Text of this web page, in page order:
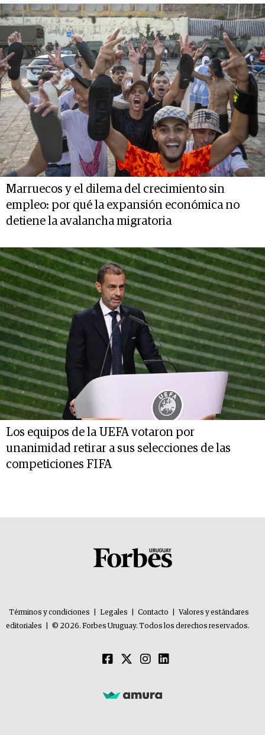
Marruecos y el dilema del crecimiento sin
empleo: por qué la expansión económica no
detiene la avalancha migratoria
Los equipos de la UEFA votaron por
unanimidad retirar a sus selecciones de las
competiciones FIFA
Términos y condiciones Legales Contacto
Valores y estándares
editoriales
© 2026. Forbes Uruguay. Todos los derechos reservados.